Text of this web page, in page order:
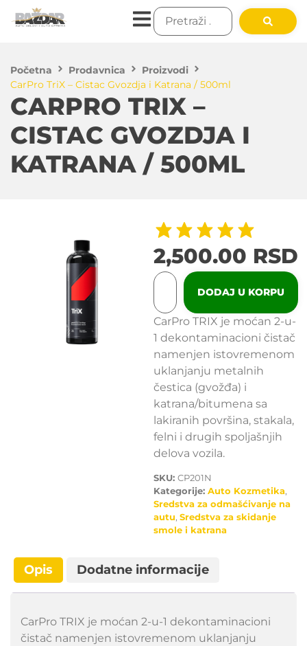
Početna Prodavnica
Proizvodi
CarPro TriX – Cistac Gvozdja i Katrana / 500ml
CARPRO TRIX –
CISTAC GVOZDJA I
KATRANA / 500ML
2,500.00 RSD
DODAJ U KORPU
CarPro TRIX je moćan 2-u-
1 dekontaminacioni čistač
namenjen istovremenom
uklanjanju metalnih
čestica (gvožđa) i
katrana/bitumena sa
lakiranih površina, stakala,
felni i drugih spoljašnjih
delova vozila.
SKU: CP201N
Kategorije: Auto Kozmetika,
Sredstva za odmašćivanje na
autu, Sredstva za skidanje
smole i katrana
Opis Dodatne informacije
CarPro TRIX je moćan 2-u-1 dekontaminacioni
čistač namenjen istovremenom uklanjanju